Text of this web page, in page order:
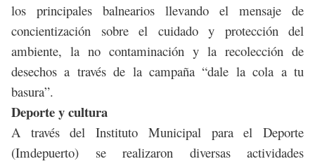
los principales balnearios llevando el mensaje de
concientización sobre el cuidado y protección del
ambiente, la no contaminación y la recolección de
desechos a través de la campaña “dale la cola a tu
basura”.
Deporte y cultura
A través del Instituto Municipal para el Deporte
(Imdepuerto) se realizaron diversas actividades